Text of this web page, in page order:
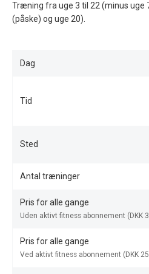
Træning fra uge 3 til 22 (minus uge
(påske) og uge 20).
Dag
Tid
Sted
Antal træninger
Pris for alle gange
Uden aktivt fitness abonnement (DKK
Pris for alle gange
Ved aktivt fitness abonnement (DKK